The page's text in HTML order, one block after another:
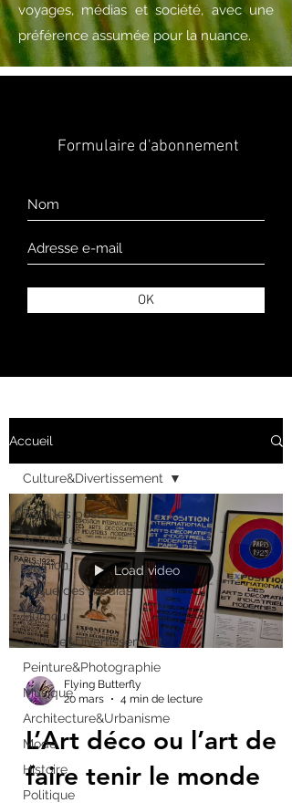
voyages, médias et société, avec une
préférence assumée pour la nuance.
Formulaire d'abonnement
OK
Accueil
Tous les posts
Actualités
Opinion
Revue des médias
Humour
Culture&Divertissement
Peinture&Photographie
Musique
Architecture&Urbanisme
Mode
Histoire
Politique
Culture&Divertissement
Load video
Flying Butterfly
20 mars
4 min de lecture
L’Art déco ou l’art de
faire tenir le monde